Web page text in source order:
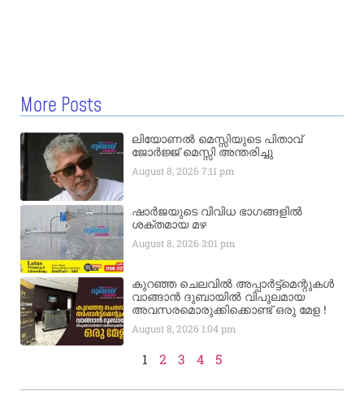
More Posts
ലിയോണൽ മെസ്സിയുടെ പിതാവ്
ജോർജ്ജ് മെസ്സി അന്തരിച്ചു
August 8, 20267:11 pm
ഷാർജയുടെ വിവിധ ഭാഗങ്ങളിൽ
ശക്തമായ മഴ
August 8, 20263:01 pm
കുറഞ്ഞ ചെലവിൽ അപ്പാർട്ട്മെന്റുകൾ
വാങ്ങാൻ ദുബായിൽ വിപുലമായ
അവസരമൊരുക്കിക്കൊണ്ട് ഒരു മേള !
August 8, 2026 1:04 pm
1 2 3 4 5